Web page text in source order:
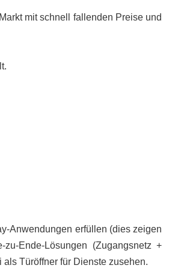
mit schnell fallenden Preise und
Anwendungen erfüllen (dies zeigen
Ende-Lösungen (Zugangsnetz +
Türöffner für Dienste zusehen.